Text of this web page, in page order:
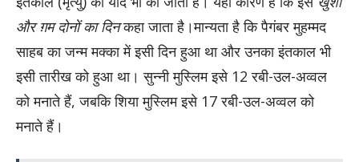
और ग़म दोनों का दिनकहा जाता है।मान्यता है कि पैगंबर मुहम्मद
साहब का जन्म मक्का में इसी दिन हुआ था और उनका इंतकाल भी
इसी तारीख को हुआ था। सुन्नी मुस्लिम इसे 12 रबी-उल-अव्वल
को मनाते हैं, जबकि शिया मुस्लिम इसे 17 रबी-उल-अव्वल को
मनाते हैं।